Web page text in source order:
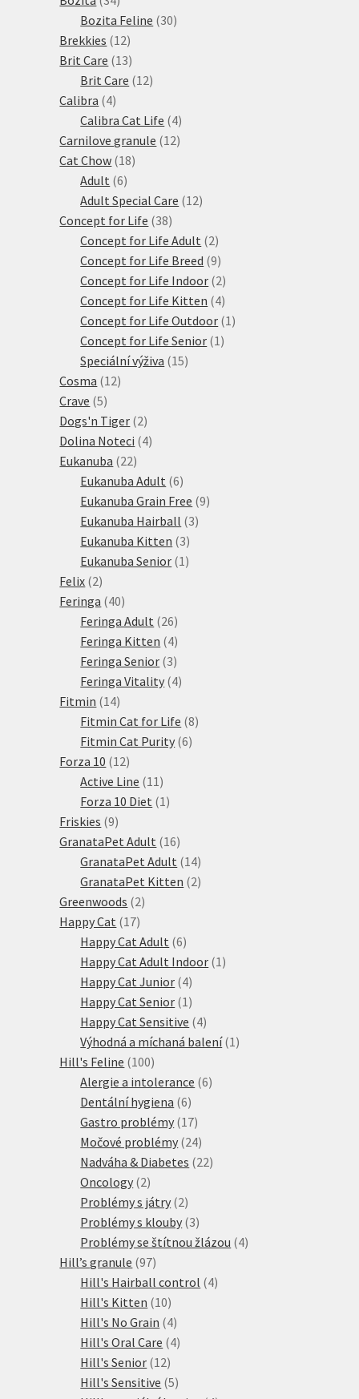
produktů
Bozita Feline 3030
Brekkies 1212
produktů
Brit Care 1313
produktů
Brit Care 1212
Calibra 44
produkty
Calibra Cat Life 44
produkty
Carnilove granule 1212
Cat Chow 1818
Adult 66
produktů
Adult Special Care 1212
Concept for Life 3838
produktů
Concept for Life Adult 22
produkty
Concept for Life Breed 99
produktů
Concept for Life Indoor 22
produkty
Concept for Life Kitten 44
produkty
Concept for Life Outdoor 1 1
Concept for Life Senior 1 1
Speciální výživa 1515
Cosma 1212
Crave 55
produktů
Dogs'n Tiger 22
produkty
Dolina Noteci 44
Eukanuba 2222
produktů
Eukanuba Adult 66
produktů
Eukanuba Grain Free 99
Eukanuba Hairball 33
Eukanuba Kitten 33
produkty
Eukanuba Senior 1 1
Felix 22
produkty
Feringa 4040
produktů
Feringa Adult 2626
produktů
Feringa Kitten 44
produkty
Feringa Senior 33
produkty
Feringa Vitality 44
Fitmin 1414
produktů
Fitmin Cat for Life 88
Fitmin Cat Purity 66
Forza 10 1212
produktů
Active Line 11 11
produktů
Forza 10 Diet 1 1
Friskies 99
produktů
GranataPet Adult 1616
produktů
GranataPet Adult 1414
produktů
GranataPet Kitten 22
Greenwoods 22
Happy Cat 1717
produktů
Happy Cat Adult 66
produktů
Happy Cat Adult Indoor 1 1
Happy Cat Junior 44
produkty
Happy Cat Senior 1 1
produkt
Happy Cat Sensitive 44
produkty
Výhodná a míchaná balení 1 1
Hill's Feline 100100
produktů
Alergie a intolerance 66
Dentální hygiena 66
produktů
Gastro problémy 1717
produktů
Močové problémy 2424
produktů
Nadváha & Diabetes 2222
Oncology 22
produkty
Problémy s játry 22
produkty
Problémy s klouby 33
produkty
Problémy se štítnou žlázou 44
Hill’s granule 9797
produktů
Hill's Hairball control 44
Hill's Kitten 1010
produktů
Hill's No Grain 44
produkty
Hill's Oral Care 44
Hill's Senior 1212
produktů
Hill's Sensitive 55